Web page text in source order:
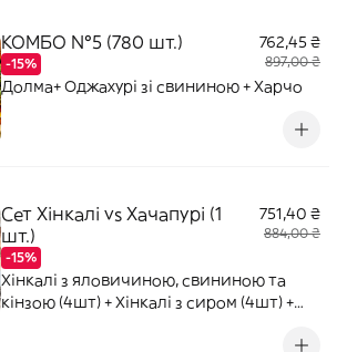
КОМБО №5 (780 шт.)
-15%
762,45 ₴
897,00 ₴
Долма+ Оджахурі зі свининою + Харчо
Сет Хінкалі vs Хачапурі (1
шт.)
-15%
751,40 ₴
884,00 ₴
Хінкалі з яловичиною, свининою та
кінзою (4шт) + Хінкалі з сиром (4шт) +